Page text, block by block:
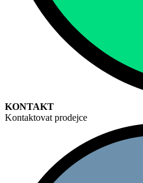
KONTAKT
Kontaktovat prodejce